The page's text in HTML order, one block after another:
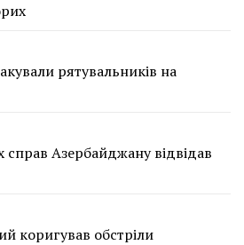
рятувальників на
справ Азербайджану відвідав
коригував обстріли